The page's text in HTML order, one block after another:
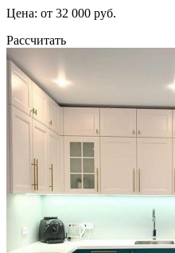
Цена: от 32 000 руб.
Рассчитать